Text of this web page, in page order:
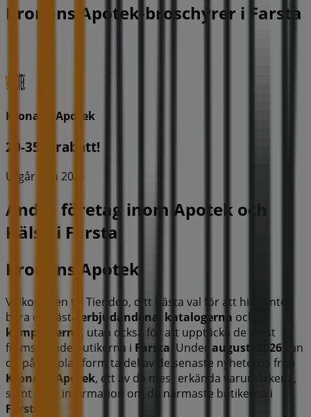
Kronans Apotek-broschyrer i Farsta
Kronans Apotek
20-35% rabatt!
Utgår den 20/8
Andra företag inom Apotek och
Hälsa i Farsta
Kronans Apotek
Välkommen till Tiendeo, ditt bästa val för att hitta inte
bara de bästa
erbjudandena katalogerna och
kampanjerna , utan också för att upptäcka de mest
framstående butikerna i Farsta . Under augusti 2026 kan
du på vår plattform ta del av de senaste nyheterna från
Kronans Apotek, ett av de mest erkända varumärkena,
samt hitta information om de närmaste butikerna i
Farsta